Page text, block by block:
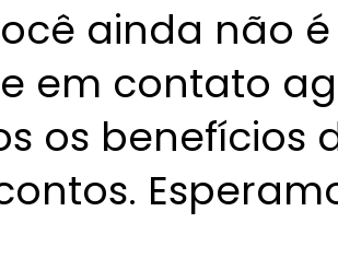
ainda não
em contato
os benefícios